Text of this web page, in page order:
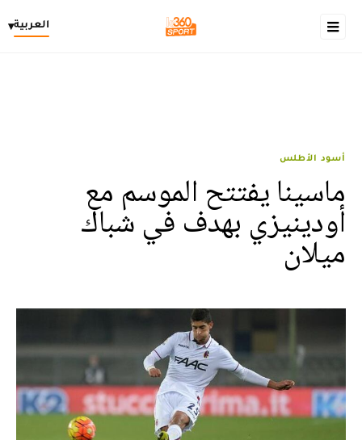
العربية▾
أسود الأطلس
ماسينا يفتتح الموسم مع
أودينيزي بهدف في شباك
ميلان